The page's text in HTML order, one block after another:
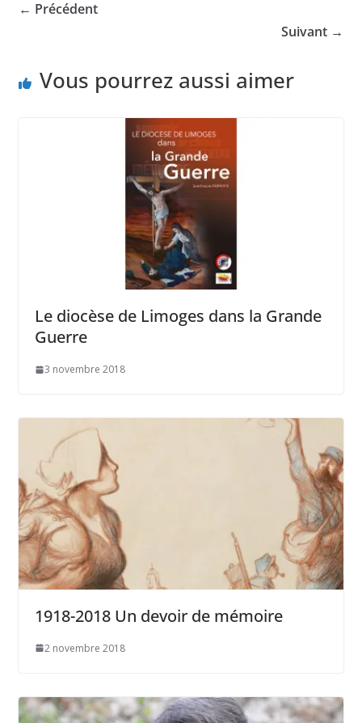
← Précédent
Suivant →
Vous pourrez aussi aimer
Le diocèse de Limoges dans la Grande
Guerre
3 novembre 2018
1918-2018 Un devoir de mémoire
2 novembre 2018